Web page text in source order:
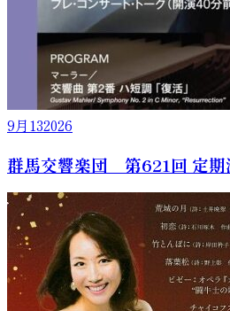
9月132026
群馬交響楽団 第621回 定期